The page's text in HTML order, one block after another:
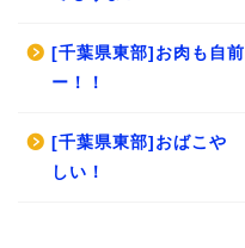
[千葉県東部]お肉も自
ー！！
[千葉県東部]おばこや
しい！